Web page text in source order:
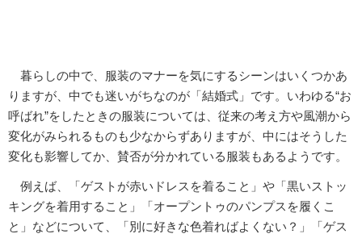
暮らしの中で、服装のマナーを気にするシーンはいくつかあ
りますが、中でも迷いがちなのが「結婚式」です。いわゆる“お
呼ばれ”をしたときの服装については、従来の考え方や風潮から
変化がみられるものも少なからずありますが、中にはそうした
変化も影響してか、賛否が分かれている服装もあるようです。
例えば、「ゲストが赤いドレスを着ること」や「黒いストッ
キングを着用すること」「オープントゥのパンプスを履くこ
と」などについて、「別に好きな色着ればよくない？」「ゲス